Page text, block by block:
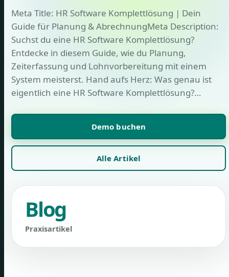
Meta Title: HR Software Komplettlösung | Dein
Guide für Planung & AbrechnungMeta Description:
Suchst du eine HR Software Komplettlösung?
Entdecke in diesem Guide, wie du Planung,
Zeiterfassung und Lohnvorbereitung mit einem
System meisterst. Hand aufs Herz: Was genau ist
eigentlich eine HR Software Komplettlösung?…
Demo buchen
Alle Artikel
Blog
Praxisartikel